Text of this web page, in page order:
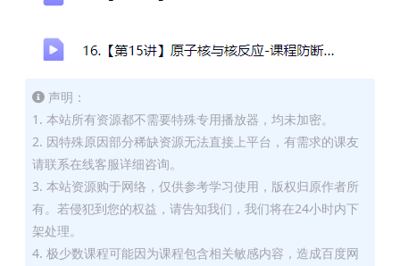
声明：
1. 本站所有资源都不需要特殊专用播放器，均未加密。
2. 因特殊原因部分稀缺资源无法直接上平台，有需求的课友
请联系在线客服详细咨询。
3. 本站资源购于网络，仅供参考学习使用，版权归原作者所
有。若侵犯到您的权益，请告知我们，我们将在24小时内下
架处理。
4. 极少数课程可能因为课程包含相关敏感内容，造成百度网